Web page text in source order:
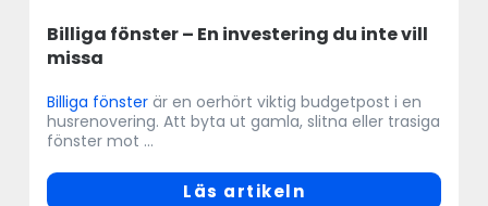
Billiga fönster – En investering du inte vill
missa
Billiga fönster är en oerhört viktig budgetpost i en
husrenovering. Att byta ut gamla, slitna eller trasiga
fönster mot ...
Läs artikeln